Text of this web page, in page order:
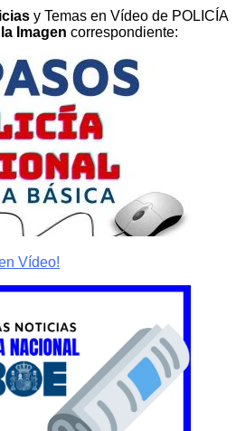
y Temas en Vídeo de POLICÍA
Imagen correspondiente:
Vídeo!